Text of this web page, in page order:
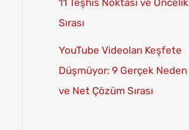
11 Teşhis Noktası ve Öncelik
Sırası
YouTube Videoları Keşfete
Düşmüyor: 9 Gerçek Neden
ve Net Çözüm Sırası